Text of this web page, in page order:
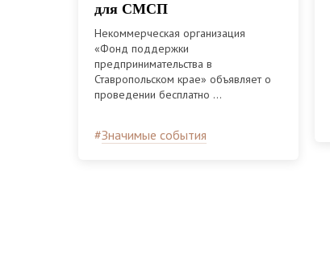
для СМСП
Некоммерческая организация
«Фонд поддержки
предпринимательства в
Ставропольском крае» объявляет о
проведении бесплатно ...
#Значимые события